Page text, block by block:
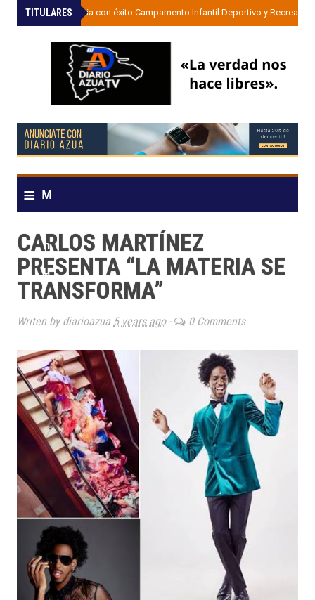
TITULARES
»UDESA inicia con éxito Campamento Infantil Deportivo y
≡ M
n
u
CARLOS MARTÍNEZ
PRESENTA “LA MATERIA SE
TRANSFORMA”
Writen by diarioazua 5 years ago- 0 Comments